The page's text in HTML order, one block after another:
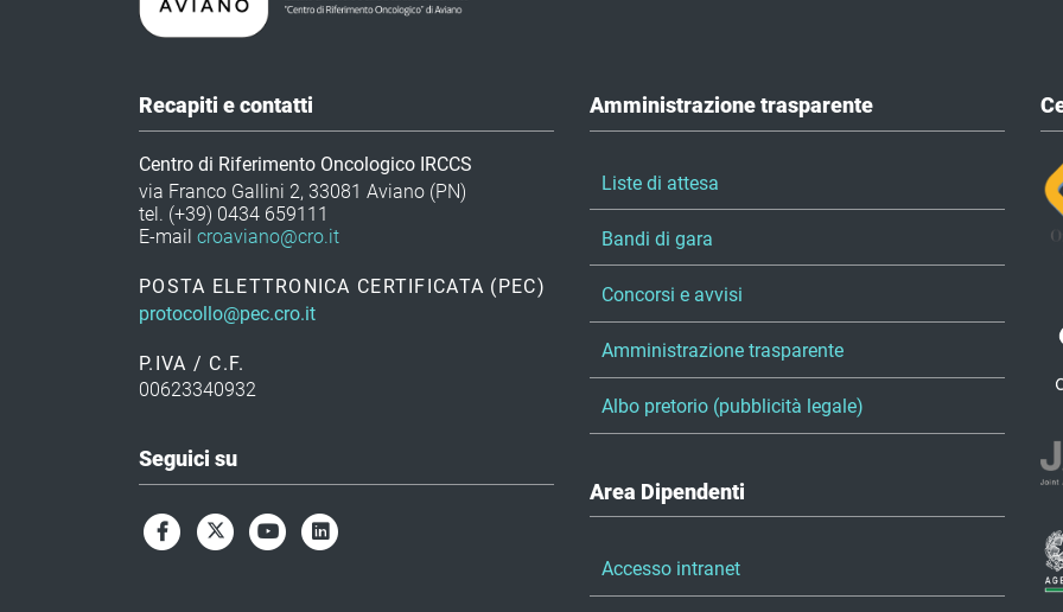
Recapiti e contatti
Centro di Riferimento Oncologico IRCCS
via Franco Gallini 2, 33081 Aviano (PN)
tel. (+39) 0434 659111
E-mail croaviano@cro.it
POSTA ELETTRONICA CERTIFICATA (PEC)
protocollo@pec.cro.it
P.IVA / C.F.
00623340932
Seguici su
Amministrazione trasparente
Liste di attesa
Bandi di gara
Concorsi e avvisi
Amministrazione trasparente
Albo pretorio (pubblicità legale)
Area Dipendenti
Accesso intranet